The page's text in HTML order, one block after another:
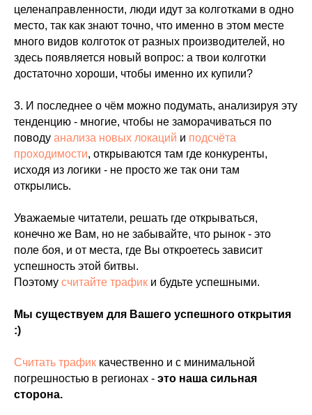
целенаправленности, люди идут за колготками в одно
место, так как знают точно, что именно в этом месте
много видов колготок от разных производителей, но
здесь появляется новый вопрос: а твои колготки
достаточно хороши, чтобы именно их купили?
3. И последнее о чём можно подумать, анализируя эту
тенденцию - многие, чтобы не заморачиваться по
поводу анализа новых локаций и подсчёта
проходимости, открываются там где конкуренты,
исходя из логики - не просто же так они там
открылись.
Уважаемые читатели, решать где открываться,
конечно же Вам, но не забывайте, что рынок - это
поле боя, и от места, где Вы откроетесь зависит
успешность этой битвы.
Поэтому считайте трафик и будьте успешными.
Мы существуем для Вашего успешного открытия
:)
Считать трафик качественно и с минимальной
погрешностью в регионах - это наша сильная
сторона.